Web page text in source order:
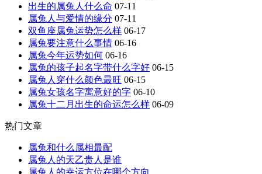
出生的属兔人什么命 07-11
属兔人与爱情的缘分 07-11
双鱼座属兔运势怎么样 06-17
属兔要注意什么事情 06-16
属兔今年运势如何 06-16
属兔的孩子起名字带什么字好 06-15
属兔人穿什么颜色最旺 06-15
属兔女孩名字寓意好的字 06-10
属兔十二月出生的命运怎么样 06-09
热门文章
属兔和什么属相最配
属兔人的天乙贵人是谁
属兔人的幸运方位在哪个方向